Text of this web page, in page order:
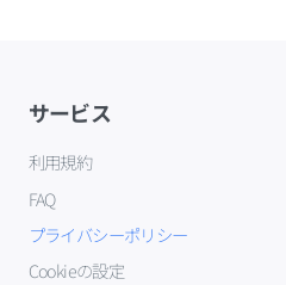
サービス
利用規約
FAQ
プライバシーポリシー
Cookieの設定